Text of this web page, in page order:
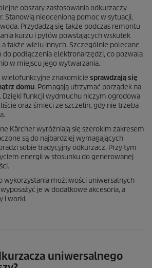
obszary zastosowania odkurzaczy
Stanowią nieocenioną pomoc w sytuacji,
Przydadzą się także podczas remontu
kurzu i pyłów powstających wskutek
także wielu innych. Szczególnie polecane
do podłączenia elektronarzędzi, co pozwala
w miejscu jego wytwarzania.
wielofunkcyjne znakomicie sprawdzają się
domu. Pomagają utrzymać porządek na
Dzięki funkcji wydmuchu niczym ogrodowa
oraz śmieci ze szczelin, gdy nie trzeba
Kärcher wyróżniają się szerokim zakresem
są do najbardziej wymagających
sobie tradycyjny odkurzacz. Przy tym
energii w stosunku do generowanej
wykorzystania możliwości uniwersalnych
je w dodatkowe akcesoria, a
i worki.
uniwersalnego